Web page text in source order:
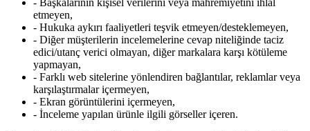
- Başkalarının kişisel verilerini veya mahremiyetini ihlal
etmeyen,
- Hukuka aykırı faaliyetleri teşvik etmeyen/desteklemeyen,
- Diğer müşterilerin incelemelerine cevap niteliğinde taciz
edici/utanç verici olmayan, diğer markalara karşı kötüleme
yapmayan,
- Farklı web sitelerine yönlendiren bağlantılar, reklamlar veya
karşılaştırmalar içermeyen,
- Ekran görüntülerini içermeyen,
- İnceleme yapılan ürünle ilgili görseller içeren.